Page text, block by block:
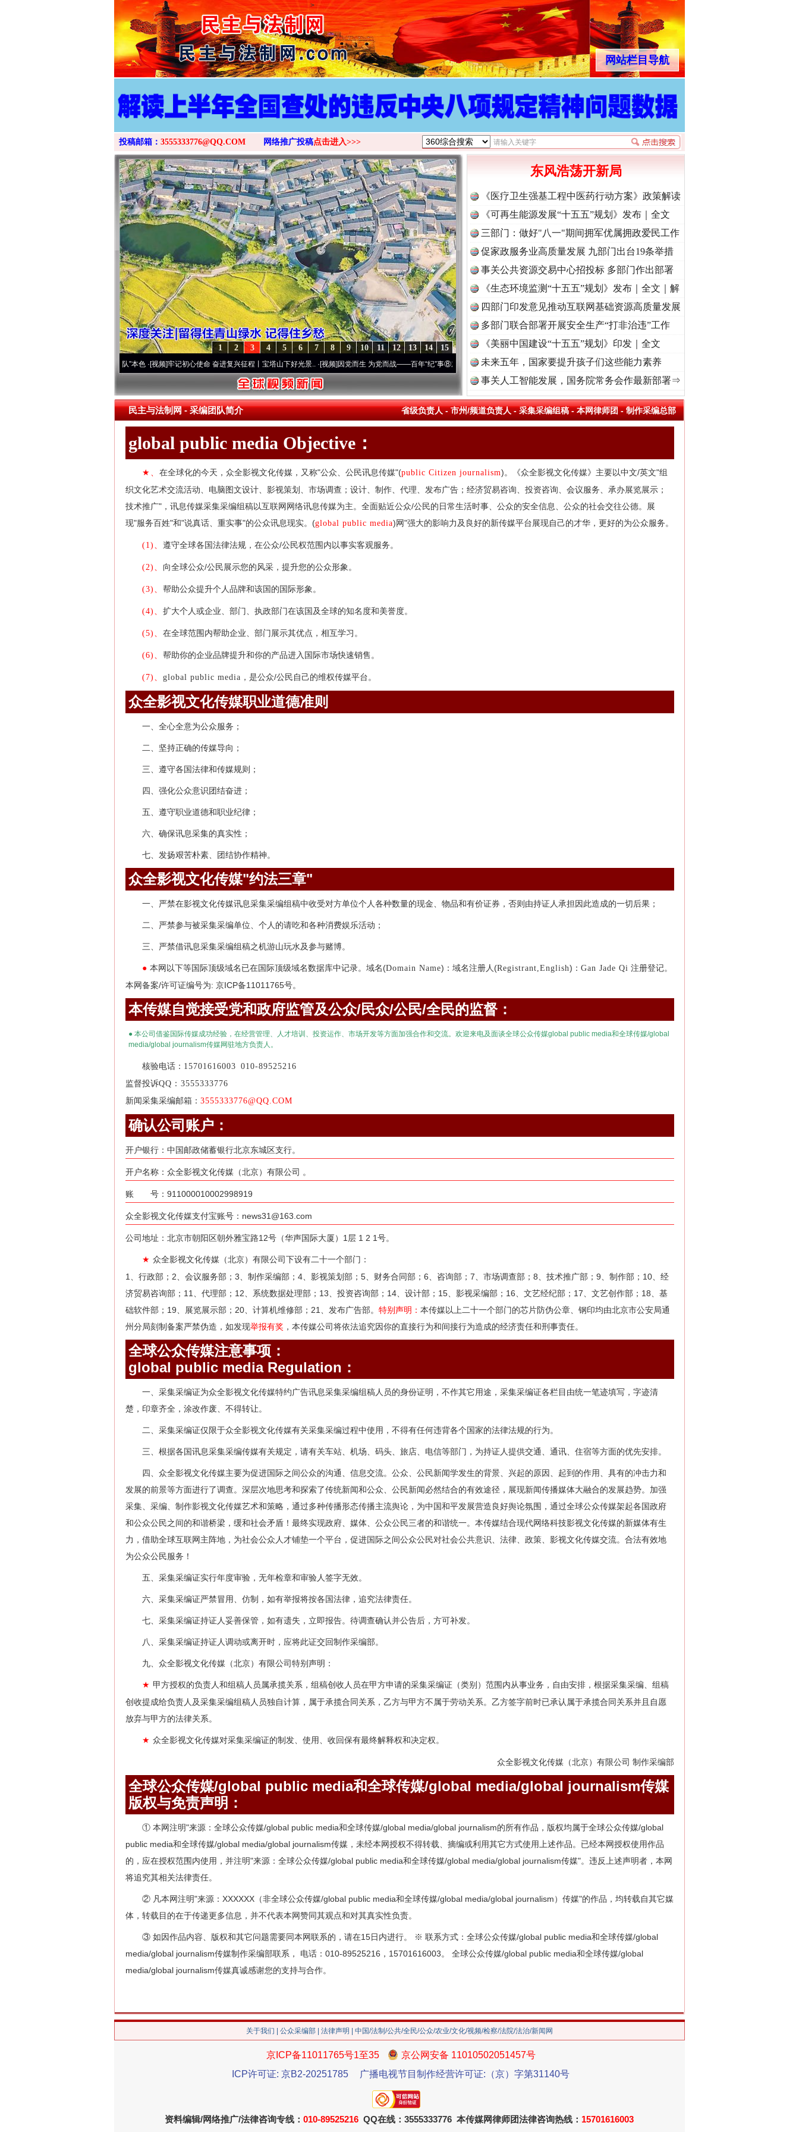
>
网站栏目导航
投稿邮箱： 3555333776@QQ.COM 网络推广投稿点击进入>>>
15
14
13
12
11
10
9
8
7
6
5
4
3
2
1
·[视频]牢记初心使命 奋进复兴征程丨宝塔山下好光景..·[视频]因党而生 为党而战——百年“纪”事⑧加强纪律.. ·[视频]牢记初心使命 奋进复兴征程丨“转折之城”激荡..·[视频]牢记初心使命 奋进复兴征程丨红船起航处 潮起..
东风浩荡开新局
《医疗卫生强基工程中医药行动方案》政策解读
《可再生能源发展“十五五”规划》发布｜全文
三部门：做好"八一"期间拥军优属拥政爱民工作
促家政服务业高质量发展 九部门出台19条举措
事关公共资源交易中心招投标 多部门作出部署
《生态环境监测“十五五”规划》发布｜全文｜解
读
四部门印发意见推动互联网基础资源高质量发展
多部门联合部署开展安全生产“打非治违”工作
《美丽中国建设“十五五”规划》印发｜全文
未来五年，国家要提升孩子们这些能力素养
事关人工智能发展，国务院常务会作最新部署⇒
民主与法制网-采编团队简介 省级负责人-市州/频道负责人-采集采编组稿-本网律师团-制作采编总部
global public media Objective：
★、 在全球化的今天，众全影视文化传媒，又称"公众、公民讯息传媒"(public Citizen journalism)。《众全影视文化传媒》主要以中文/英文"组
织文化艺术交流活动、电脑图文设计、影视策划、市场调查；设计、制作、代理、发布广告；经济贸易咨询、投资咨询、会议服务、承办展览展示；
技术推广"，讯息传媒采集采编组稿以互联网网络讯息传媒为主。全面贴近公众/公民的日常生活时事、公众的安全信息、公众的社会交往公德。展
现"服务百姓"和"说真话、重实事"的公众讯息现实。(global public media)网"强大的影响力及良好的新传媒平台展现自己的才华，更好的为公众服务。
(1)、 遵守全球各国法律法规，在公众/公民权范围内以事实客观服务。
(2)、 向全球公众/公民展示您的风采，提升您的公众形象。
(3)、 帮助公众提升个人品牌和该国的国际形象。
(4)、 扩大个人或企业、部门、执政部门在该国及全球的知名度和美誉度。
(5)、 在全球范围内帮助企业、部门展示其优点，相互学习。
(6)、 帮助你的企业品牌提升和你的产品进入国际市场快速销售。
(7)、 global public media ，是公众/公民自己的维权传媒平台。
众全影视文化传媒职业道德准则
一、全心全意为公众服务；
二、坚持正确的传媒导向；
三、遵守各国法律和传媒规则；
四、强化公众意识团结奋进；
五、遵守职业道德和职业纪律；
六、确保讯息采集的真实性；
七、发扬艰苦朴素、团结协作精神。
众全影视文化传媒"约法三章"
一、严禁在影视文化传媒讯息采集采编组稿中收受对方单位个人各种数量的现金、物品和有价证券，否则由持证人承担因此造成的一切后果；
二、严禁参与被采集采编单位、个人的请吃和各种消费娱乐活动；
三、严禁借讯息采集采编组稿之机游山玩水及参与赌博。
● 本网以下等国际顶级域名已在国际顶级域名数据库中记录。域名(Domain Name)：域名注册人(Registrant,English)： Gan Jade Qi 注册登记。
本网备案/许可证编号为: 京ICP备11011765号。
本传媒自觉接受党和政府监管及公众/民众/公民/全民的监督：
● 本公司借鉴国际传媒成功经验，在经营管理、人才培训、投资运作、市场开发等方面加强合作和交流。欢迎来电及面谈全球公众传媒global public media和全球传媒/global
media/global journalism传媒网驻地方负责人。
核验电话： 15701616003 010-89525216
监督投诉QQ：3555333776
新闻采集采编邮箱： 3555333776@QQ.COM
确认公司账户：
开户银行：中国邮政储蓄银行北京东城区支行。
开户名称：众全影视文化传媒（北京）有限公司 。
账 号：911000010002998919
众全影视文化传媒支付宝账号：news31@163.com
公司地址：北京市朝阳区朝外雅宝路12号（华声国际大厦）1层 1 2 1号。
★ 众全影视文化传媒（北京）有限公司下设有二十一个部门：
1、行政部；2、会议服务部；3、制作采编部；4、影视策划部；5、财务合同部；6、咨询部；7、市场调查部；8、技术推广部；9、制作部；10、经
济贸易咨询部；11、代理部；12、系统数据处理部；13、投资咨询部；14、设计部；15、影视采编部；16、文艺经纪部；17、文艺创作部；18、基
础软件部；19、展览展示部；20、计算机维修部；21、发布广告部。 特别声明： 本传媒以上二十一个部门的芯片防伪公章、钢印均由北京市公安局通
州分局刻制备案严禁伪造，如发现举报有奖 ，本传媒公司将依法追究因你的直接行为和间接行为造成的经济责任和刑事责任。
全球公众传媒注意事项：
global public mediaRegulation：
一、采集采编证为众全影视文化传媒特约广告讯息采集采编组稿人员的身份证明，不作其它用途，采集采编证各栏目由统一笔迹填写，字迹清
楚，印章齐全，涂改作废、不得转让。
二、采集采编证仅限于众全影视文化传媒有关采集采编过程中使用，不得有任何违背各个国家的法律法规的行为。
三、根据各国讯息采集采编传媒有关规定，请有关车站、机场、码头、旅店、电信等部门，为持证人提供交通、通讯、住宿等方面的优先安排。
四、众全影视文化传媒主要为促进国际之间公众的沟通、信息交流。公众、公民新闻学发生的背景、兴起的原因、起到的作用、具有的冲击力和
发展的前景等方面进行了调查。深层次地思考和探索了传统新闻和公众、公民新闻必然结合的有效途径，展现新闻传播媒体大融合的发展趋势。加强
采集、采编、制作影视文化传媒艺术和策略，通过多种传播形态传播主流舆论，为中国和平发展营造良好舆论氛围，通过全球公众传媒架起各国政府
和公众公民之间的和谐桥梁，缓和社会矛盾！最终实现政府、媒体、公众公民三者的和谐统一。本传媒结合现代网络科技影视文化传媒的新媒体有生
力，借助全球互联网主阵地，为社会公众人才铺垫一个平台，促进国际之间公众公民对社会公共意识、法律、政策、影视文化传媒交流。合法有效地
为公众公民服务！
五、采集采编证实行年度审验，无年检章和审验人签字无效。
六、采集采编证严禁冒用、仿制，如有举报将按各国法律，追究法律责任。
七、采集采编证持证人妥善保管，如有遗失，立即报告。待调查确认并公告后，方可补发。
八、采集采编证持证人调动或离开时，应将此证交回制作采编部。
九、众全影视文化传媒（北京）有限公司特别声明：
★ 甲方授权的负责人和组稿人员属承揽关系，组稿创收人员在甲方申请的采集采编证（类别）范围内从事业务，自由安排，根据采集采编、组稿
创收提成给负责人及采集采编组稿人员独自计算，属于承揽合同关系，乙方与甲方不属于劳动关系。乙方签字前时已承认属于承揽合同关系并且自愿
放弃与甲方的法律关系。
★ 众全影视文化传媒对采集采编证的制发、使用、收回保有最终解释权和决定权。
众全影视文化传媒（北京）有限公司 制作采编部
全球公众传媒/global public media和全球传媒/global media/global journalism传媒
版权与免责声明：
① 本网注明"来源：全球公众传媒/global public media和全球传媒/global media/global journalism的所有作品，版权均属于全球公众传媒/global
public media和全球传媒/global media/global journalism传媒，未经本网授权不得转载、摘编或利用其它方式使用上述作品。已经本网授权使用作品
的，应在授权范围内使用，并注明"来源：全球公众传媒/global public media和全球传媒/global media/global journalism传媒"。违反上述声明者，本网
将追究其相关法律责任。
② 凡本网注明"来源：XXXXXX（非全球公众传媒/global public media和全球传媒/global media/global journalism）传媒"的作品，均转载自其它媒
体，转载目的在于传递更多信息，并不代表本网赞同其观点和对其真实性负责。
③ 如因作品内容、版权和其它问题需要同本网联系的，请在15日内进行。 ※ 联系方式：全球公众传媒/global public media和全球传媒/global
media/global journalism传媒制作采编部联系， 电话：010-89525216，15701616003。 全球公众传媒/global public media和全球传媒/global
media/global journalism传媒真诚感谢您的支持与合作。
关于我们 公众采编部 法律声明 | 中国/法制/公共/全民/公众/农业/文化/视频/检察/法院/法治/新闻网
京ICP备11011765号1至35
京公网安备 11010502051457号
ICP许可证: 京B2-20251785
广播电视节目制作经营许可证:（京）字第31140号
资料编辑/网络推广/法律咨询专线： 010-89525216 QQ在线：3555333776 本传媒网律师团法律咨询热线： 15701616003